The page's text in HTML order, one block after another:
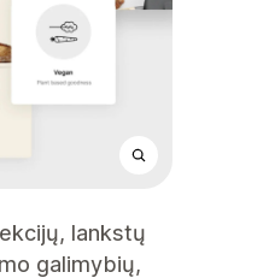
lankstų
galimybių,